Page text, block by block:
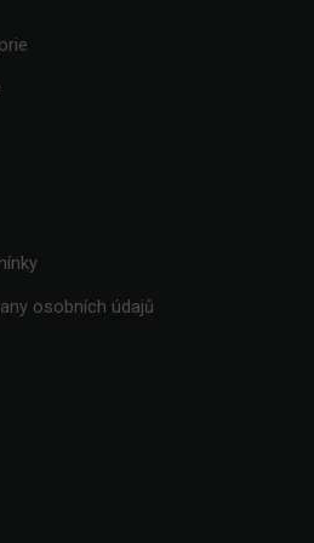
osobních údajů